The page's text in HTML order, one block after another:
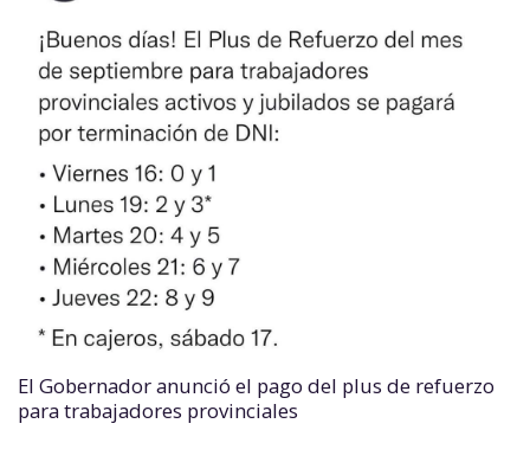
El Gobernador anunció el pago del plus de refuerzo
para trabajadores provinciales